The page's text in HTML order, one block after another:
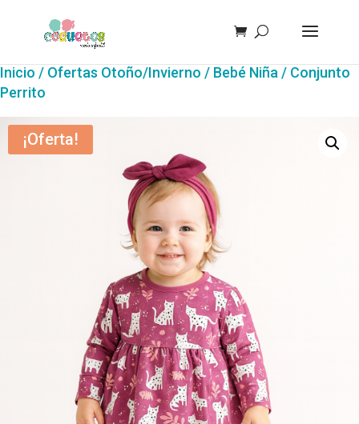
Inicio / Ofertas Otoño/Invierno / Bebé Niña / Conjunto
Perrito
¡Oferta!